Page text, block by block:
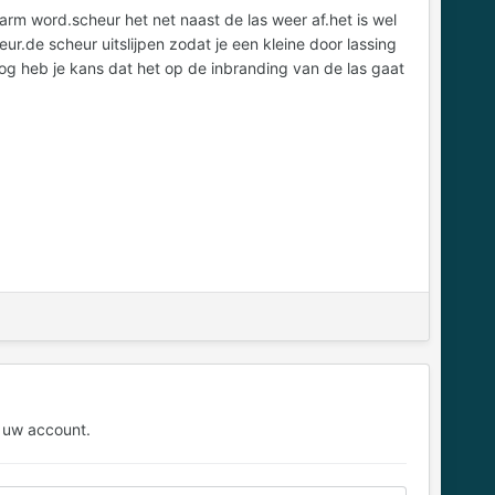
word.scheur het net naast de las weer af.het is wel
scheur uitslijpen zodat je een kleine door lassing
heb je kans dat het op de inbranding van de las gaat
account.